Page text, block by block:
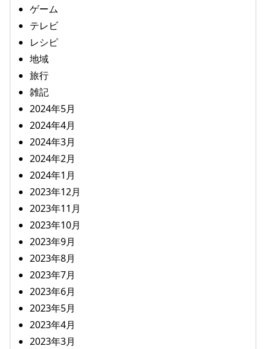
ゲーム
テレビ
レシピ
地域
旅行
雑記
2024年5月
2024年4月
2024年3月
2024年2月
2024年1月
2023年12月
2023年11月
2023年10月
2023年9月
2023年8月
2023年7月
2023年6月
2023年5月
2023年4月
2023年3月